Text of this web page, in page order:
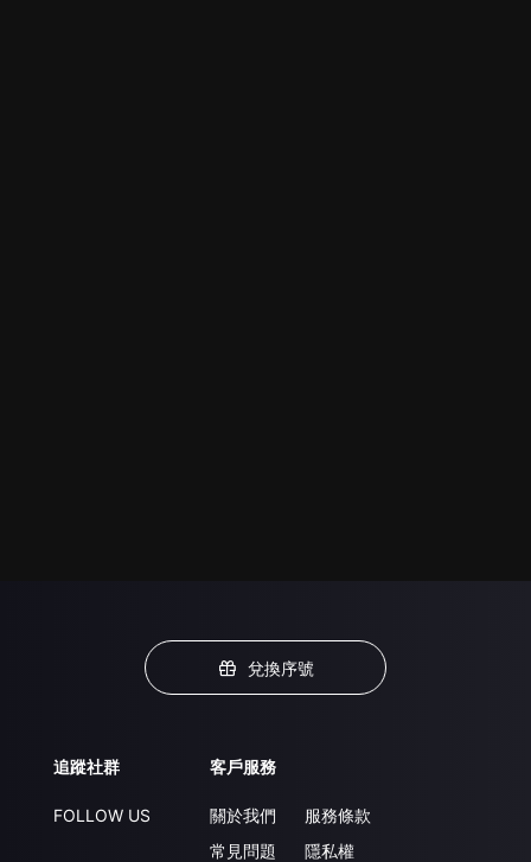
兌換序號
追蹤社群
FOLLOW US
客戶服務
關於我們
常見問題
服務條款
隱私權